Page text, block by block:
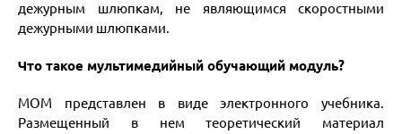
дежурным шлюпкам, не являющимся скоростными
дежурными шлюпками.
Что такое мультимедийный обучающий модуль?
МОМ представлен в виде электронного учебника.
Размещенный в нем теоретический материал